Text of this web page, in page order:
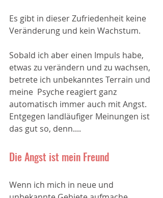
Es gibt in dieser Zufriedenheit keine
Veränderung und kein Wachstum.
Sobald ich aber einen Impuls habe,
etwas zu verändern und zu wachsen,
betrete ich unbekanntes Terrain und
meine  Psyche reagiert ganz
automatisch immer auch mit Angst.
Entgegen landläufiger Meinungen ist
das gut so, denn....
Die Angst ist mein Freund
Wenn ich mich in neue und